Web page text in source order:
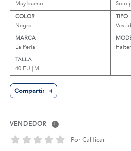
Muy bueno
Solo
COLOR
Negro
TIPO
MARCA
La Perla
TALLA
40 EU | M-L
Compartir
VENDEDOR i
Por Calificar